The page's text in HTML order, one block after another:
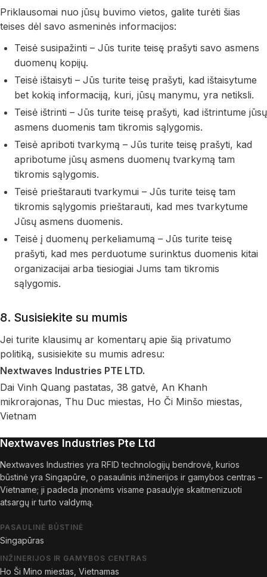
Priklausomai nuo jūsų buvimo vietos, galite turėti šias
teises dėl savo asmeninės informacijos:
Teisė susipažinti – Jūs turite teisę prašyti savo asmens
duomenų kopijų.
Teisė ištaisyti – Jūs turite teisę prašyti, kad ištaisytume
bet kokią informaciją, kuri, jūsų manymu, yra netiksli.
Teisė ištrinti – Jūs turite teisę prašyti, kad ištrintume jūsų
asmens duomenis tam tikromis sąlygomis.
Teisė apriboti tvarkymą – Jūs turite teisę prašyti, kad
apribotume jūsų asmens duomenų tvarkymą tam
tikromis sąlygomis.
Teisė prieštarauti tvarkymui – Jūs turite teisę tam
tikromis sąlygomis prieštarauti, kad mes tvarkytume
Jūsų asmens duomenis.
Teisė į duomenų perkeliamumą – Jūs turite teisę
prašyti, kad mes perduotume surinktus duomenis kitai
organizacijai arba tiesiogiai Jums tam tikromis
sąlygomis.
8. Susisiekite su mumis
Jei turite klausimų ar komentarų apie šią privatumo
politiką, susisiekite su mumis adresu:
Nextwaves Industries PTE LTD.
Dai Vinh Quang pastatas, 38 gatvė, An Khanh
mikrorajonas, Thu Duc miestas, Ho Či Minšo miestas,
Vietnam
Nextwaves Industries Pte Ltd
Nextwaves Industries yra RFID technologijų bendrovė, kurios
būstinė yra Singapūre, o pasaulinis inžinerijos ir gamybos centras –
Vietname; ji padeda įmonėms visame pasaulyje skaitmenizuoti
atsargų ir turto valdymą.
PASAULINĖ BŪSTINĖ
Singapūras
INŽINERIJOS IR GAMYBOS CENTRAS
Ho Ši Mino miestas, Vietnamas